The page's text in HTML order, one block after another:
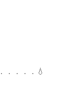
．．．．💧